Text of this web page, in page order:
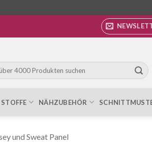
STOFFE NÄHZUBEHÖR
und Sweat Panel